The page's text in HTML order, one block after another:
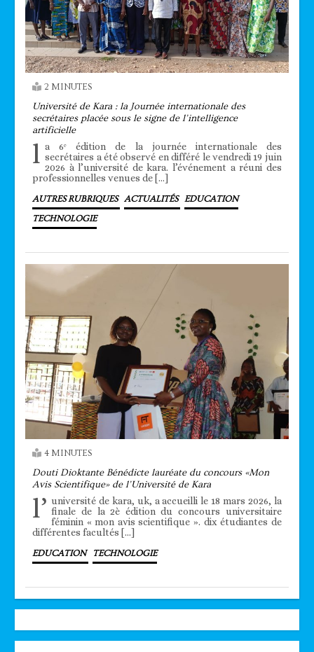
2 MINUTES
Université de Kara : la Journée internationale des
secrétaires placée sous le signe de l’intelligence
artificielle
l a 6ᵉ édition de la journée internationale des
secrétaires a été observé en différé le vendredi 19 juin
2026 à l’université de kara. l’événement a réuni des
professionnelles venues de […]
AUTRES RUBRIQUES ACTUALITÉS EDUCATION
TECHNOLOGIE
4 MINUTES
Douti Dioktante Bénédicte lauréate du concours «Mon
Avis Scientifique» de l’Université de Kara
l’ université de kara, uk, a accueilli le 18 mars 2026, la
finale de la 2è édition du concours universitaire
féminin « mon avis scientifique ». dix étudiantes de
différentes facultés […]
EDUCATION TECHNOLOGIE